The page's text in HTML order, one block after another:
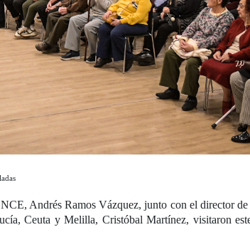
Andrés Ramos Vázquez, junto con el director
Ceuta y Melilla, Cristóbal Martínez, visitaron